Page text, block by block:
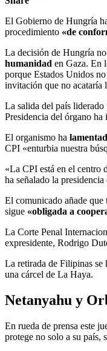
El Gobierno de Hungría
procedimiento «de
La decisión de Hungría
humanidad en Gaza. En
porque Estados Unidos
invitación que no acataría
La salida del país
Presidencia del órgano
El organismo ha
CPI «enturbia nuestra
«La CPI está en el centro
ha señalado la
El comunicado añade
sigue «obligada a
La Corte Penal
expresidente, Rodrigo
La retirada de Filipinas se
una cárcel de La Haya.
Netanyahu y
En rueda de prensa este
protege no solo a su país,